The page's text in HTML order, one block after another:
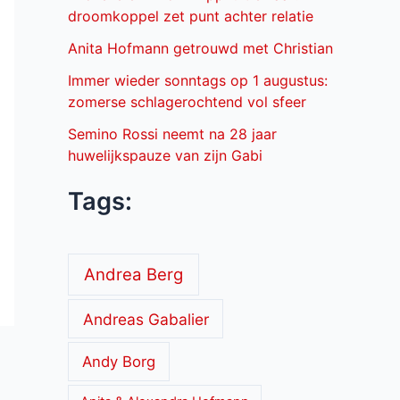
droomkoppel zet punt achter relatie
Anita Hofmann getrouwd met Christian
Immer wieder sonntags op 1 augustus:
zomerse schlagerochtend vol sfeer
Semino Rossi neemt na 28 jaar
huwelijkspauze van zijn Gabi
Tags:
Andrea Berg
Andreas Gabalier
Andy Borg